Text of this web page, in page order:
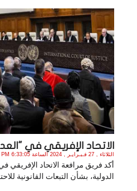
الاتحاد الإفريقي في
الثلاثاء , 27 فـبـرايـر , 2024 الساعة 6:33:05 PM
أكد فريق مرافعة الاتحاد
الدولية، بشأن التبعات القانونية